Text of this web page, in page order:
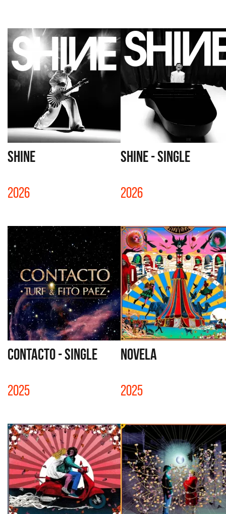
SHINE
2026
SHINE - SINGLE
2026
CONTACTO - SINGLE
2025
NOVELA
2025